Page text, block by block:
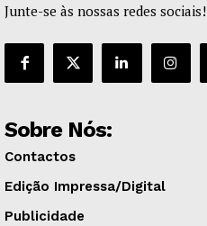
Junte-se às nossas redes sociais!
Sobre Nós:
Contactos
Edição Impressa/Digital
Publicidade